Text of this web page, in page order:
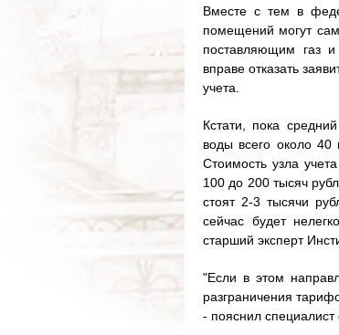
Вместе с тем в
помещений могут
поставляющим газ
вправе отказать
учета.
Кстати, пока
воды всего около 40
Стоимость узла
100 до 200 тысяч
стоят 2-3 тысячи
сейчас будет
старший эксперт
"Если в этом
разграничения
- пояснил специалист